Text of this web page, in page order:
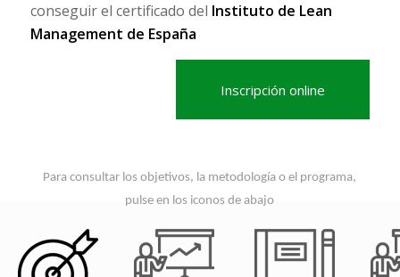
conseguir el certificado del Instituto de Lean
Management de España
Inscripción online
Para consultar los objetivos, la metodología o el programa,
pulse en los iconos de abajo